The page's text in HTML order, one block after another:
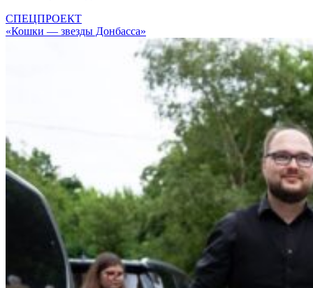
СПЕЦПРОЕКТ
«Кошки — звезды Донбасса»